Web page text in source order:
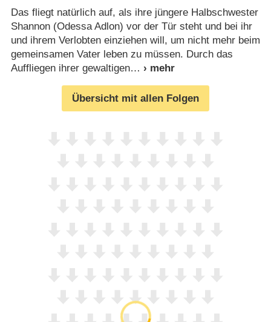
Das fliegt natürlich auf, als ihre jüngere Halbschwester
Shannon (Odessa Adlon) vor der Tür steht und bei ihr
und ihrem Verlobten einziehen will, um nicht mehr beim
gemeinsamen Vater leben zu müssen. Durch das
Auffliegen ihrer gewaltigen
Übersicht mit allen Folgen